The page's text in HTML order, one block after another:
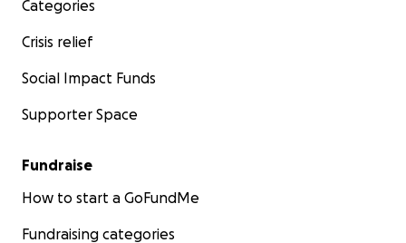
Categories
Crisis relief
Social Impact Funds
Supporter Space
Fundraise
How to start a GoFundMe
Fundraising categories